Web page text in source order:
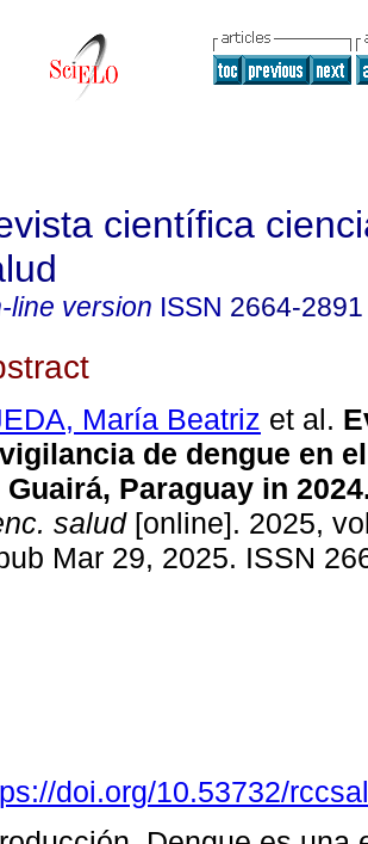
científica
line version ISSN 2664-2891
María Beatriz et al.
de dengue en
Guairá, Paraguay in
salud[online]. 2025,
Mar 29, 2025. ISSN
doi.org/10.53732/